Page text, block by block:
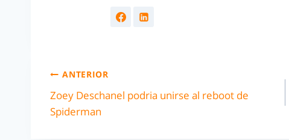
ANTERIOR
Zoey Deschanel podria unirse al reboot de
Spiderman